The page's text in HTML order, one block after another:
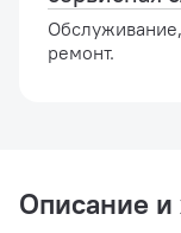
ремонт.
Описание и